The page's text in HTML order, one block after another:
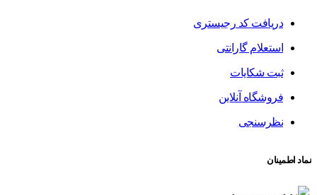
دریافت کد رجیستری
استعلام گارانتی
ثبت شکایات
فروشگاه آنلاین
نظرسنجی
نماد اطمینان